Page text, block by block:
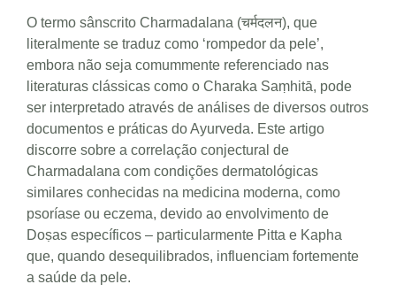
O termo sânscrito Charmadalana (चर्मदलन), que
literalmente se traduz como ‘rompedor da pele’,
embora não seja comummente referenciado nas
literaturas clássicas como o Charaka Saṃhitā, pode
ser interpretado através de análises de diversos outros
documentos e práticas do Ayurveda. Este artigo
discorre sobre a correlação conjectural de
Charmadalana com condições dermatológicas
similares conhecidas na medicina moderna, como
psoríase ou eczema, devido ao envolvimento de
Doṣas específicos – particularmente Pitta e Kapha
que, quando desequilibrados, influenciam fortemente
a saúde da pele.